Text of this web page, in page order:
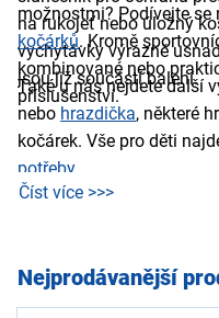
na rukojeť nebo úložný
vychytávky výrazně
jsou již součástí balení.
možnostmi? Podívejte
kočárků. Kromě
kombinované nebo
příslušenství.
Také u nás nejdete další
nebo hrazdička, některé
kočárek. Vše pro děti
potřeby.
Číst více >>>
Nejprodávanější